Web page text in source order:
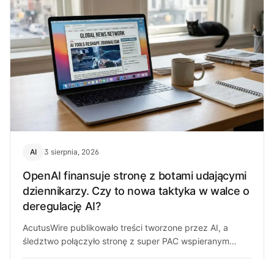
AI 3 sierpnia, 2026
OpenAI finansuje stronę z botami udającymi
dziennikarzy. Czy to nowa taktyka w walce o
deregulację AI?
AcutusWire publikowało treści tworzone przez AI, a
śledztwo połączyło stronę z super PAC wspieranym